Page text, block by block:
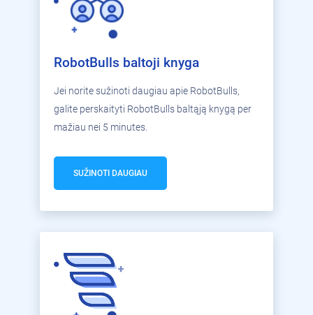
RobotBulls baltoji knyga
Jei norite sužinoti daugiau apie RobotBulls,
galite perskaityti RobotBulls baltąją knygą per
mažiau nei 5 minutes.
SUŽINOTI DAUGIAU